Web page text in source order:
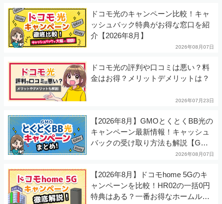
ドコモ光のキャンペーン比較！キャ
ッシュバック特典がお得な窓口を紹
介【2026年8月】
2026年08月07日
ドコモ光の評判や口コミは悪い？料
金はお得？メリットデメリットは？
2026年07月23日
【2026年8月】GMOとくとくBB光の
キャンペーン最新情報！キャッシュ
バックの受け取り方法も解説【GMO
2026年08月07日
【2026年8月】ドコモhome 5Gのキ
ャンペーンを比較！HR02の一括0円
特典はある？一番お得なホームルー